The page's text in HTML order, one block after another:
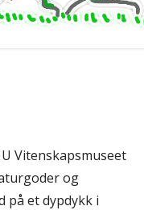
fantastiske skogen»
Vitenskapsmuseet
og
på et dypdykk i